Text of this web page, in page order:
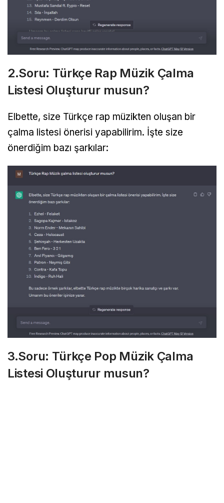
2.Soru: Türkçe Rap Müzik Çalma
Listesi Oluşturur musun?
Elbette, size Türkçe rap müzikten oluşan bir
çalma listesi önerisi yapabilirim. İşte size
önerdiğim bazı şarkılar:
3.Soru: Türkçe Pop Müzik Çalma
Listesi Oluşturur musun?